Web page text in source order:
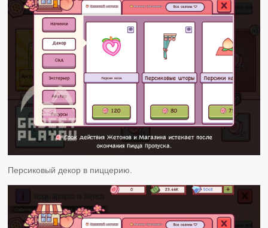
Персиковый декор в пиццерию.